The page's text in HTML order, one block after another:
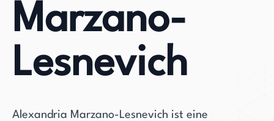
Marzano-
Lesnevich
Alexandria Marzano-Lesnevich ist eine